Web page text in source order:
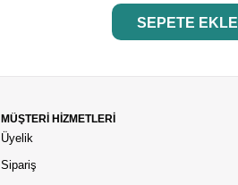
SEPETE EKLE
MÜŞTERİ HİZMETLERİ
Üyelik
Sipariş